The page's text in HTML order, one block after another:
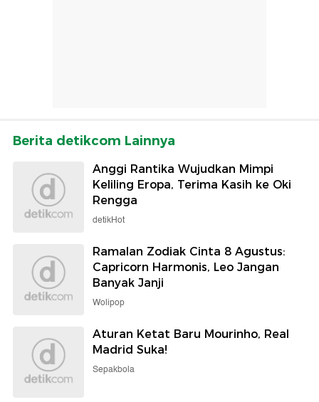
Berita detikcom Lainnya
Anggi Rantika Wujudkan Mimpi
Keliling Eropa, Terima Kasih ke Oki
Rengga
detikHot
Ramalan Zodiak Cinta 8 Agustus:
Capricorn Harmonis, Leo Jangan
Banyak Janji
Wolipop
Aturan Ketat Baru Mourinho, Real
Madrid Suka!
Sepakbola